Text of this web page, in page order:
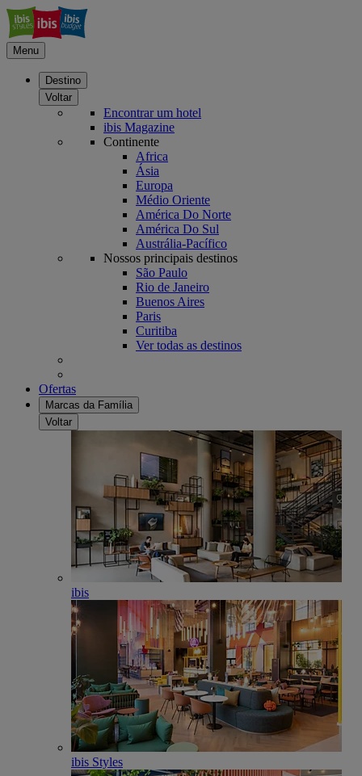
Menu
Destino
Voltar
Encontrar um hotel
ibis Magazine
Continente
Africa
Ásia
Europa
Médio Oriente
América Do Norte
América Do Sul
Austrália-Pacífico
Nossos principais destinos
São Paulo
Rio de Janeiro
Buenos Aires
Paris
Curitiba
Ver todas as destinos
Ofertas
Marcas da Família
Voltar
ibis
ibis Styles